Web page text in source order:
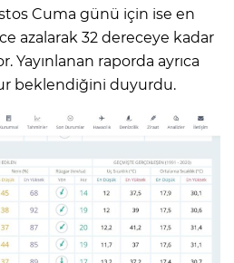
Cuma günü için ise en
azalarak 32 dereceye kadar
raporda ayrıca
beklendiğini duyurdu.